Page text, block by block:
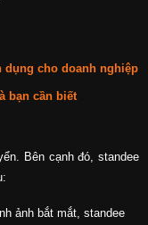
dụng cho doanh nghiệp
bạn cần biết
Bên cạnh đó, standee
ảnh bắt mắt, standee